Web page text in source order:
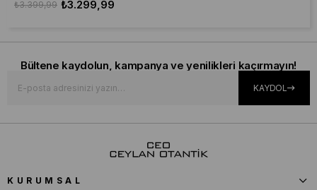
₺3.299,99
₺3.399,99
Bültene kaydolun, kampanya ve yenilikleri kaçırmayın!
KAYDOL
KURUMSAL